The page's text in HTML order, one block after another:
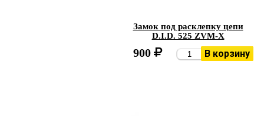
Замок под расклепку цепи
D.I.D. 525 ZVM-X
900 В корзину